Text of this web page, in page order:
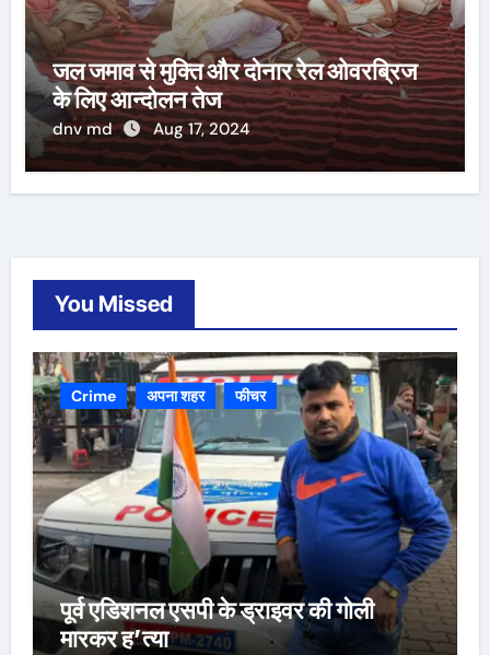
जल जमाव से मुक्ति और दोनार रेल ओवरब्रिज
के लिए आन्दोलन तेज
dnv md Aug 17, 2024
You Missed
Crime अपना शहर फीचर
पूर्व एडिशनल एसपी के ड्राइवर की गोली
मारकर ह’त्या